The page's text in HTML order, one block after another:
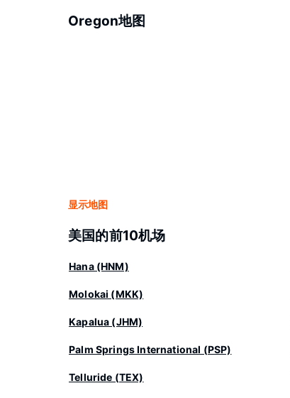
Oregon地图
显示地图
美国的前10机场
Hana (HNM)
Molokai (MKK)
Kapalua (JHM)
Palm Springs International (PSP)
Telluride (TEX)